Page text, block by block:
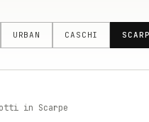
URBAN CASCHI
in Scarpe